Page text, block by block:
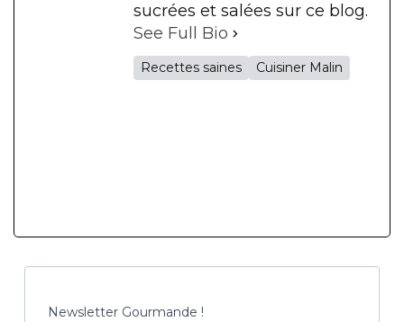
sucrées et salées sur ce blog.
See Full Bio
Recettes saines Cuisiner Malin
Newsletter Gourmande !